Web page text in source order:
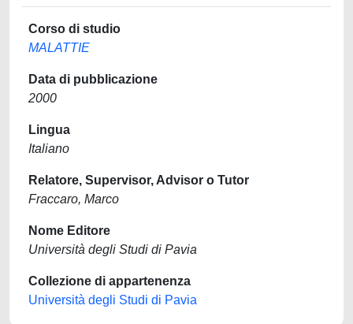
Corso di studio
MALATTIE
Data di pubblicazione
2000
Lingua
Italiano
Relatore, Supervisor, Advisor o Tutor
Fraccaro, Marco
Nome Editore
Università degli Studi di Pavia
Collezione di appartenenza
Università degli Studi di Pavia